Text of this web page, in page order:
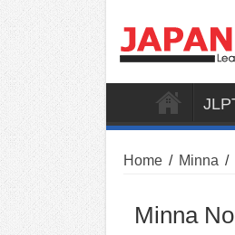
Home / Minna /
Minna